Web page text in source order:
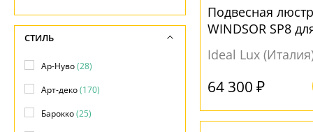
Подвесная
WINDSOR SP8
Ideal Lux
64 300 ₽
СТИЛЬ
Ар-Нуво(28)
Арт-деко(170)
Барокко(25)